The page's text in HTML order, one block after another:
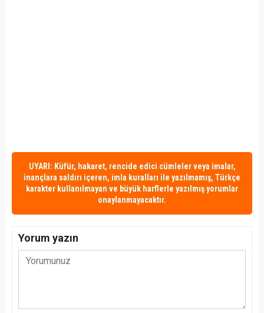
UYARI: Küfür, hakaret, rencide edici cümleler veya imalar,
inançlara saldırı içeren, imla kuralları ile yazılmamış, Türkçe
karakter kullanılmayan ve büyük harflerle yazılmış yorumlar
onaylanmayacaktır.
Yorum yazın